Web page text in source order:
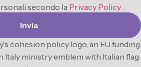
secondo la Privacy Policy
Invia